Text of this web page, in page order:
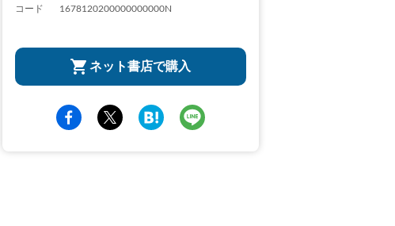
コード
1678120200000000000N
ネット書店で購入